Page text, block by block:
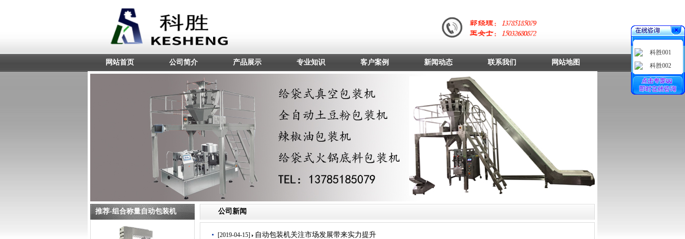
网站首页 公司简介 产品展示 专业知识 客户案例 新闻动态 联系我们 网站地图
推荐-组合称量自动包装机 公司新闻
[2019-04-15] 自动包装机关注市场发展带来实力提升
科胜001
科胜002